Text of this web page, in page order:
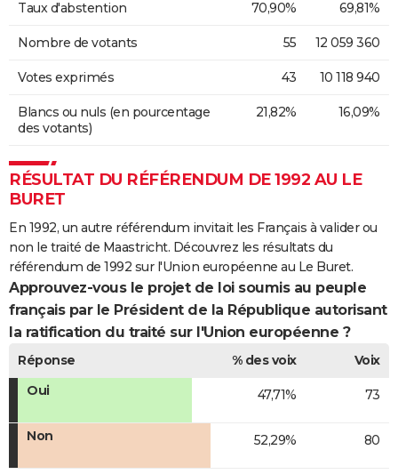
Taux d'abstention 70,90% 69,81%
Nombre de votants 55 12 059 360
Votes exprimés 43 10 118 940
Blancs ou nuls (en pourcentage
des votants)
21,82% 16,09%
RÉSULTAT DU RÉFÉRENDUM DE 1992 AU LE
BURET
En 1992, un autre référendum invitait les Français à valider ou
non le traité de Maastricht. Découvrez les résultats du
référendum de 1992 sur l'Union européenne au Le Buret.
Approuvez-vous le projet de loi soumis au peuple
français par le Président de la République autorisant
la ratification du traité sur l'Union européenne ?
Réponse % des voix
Voix
Oui
47,71% 73
Non 52,29% 80